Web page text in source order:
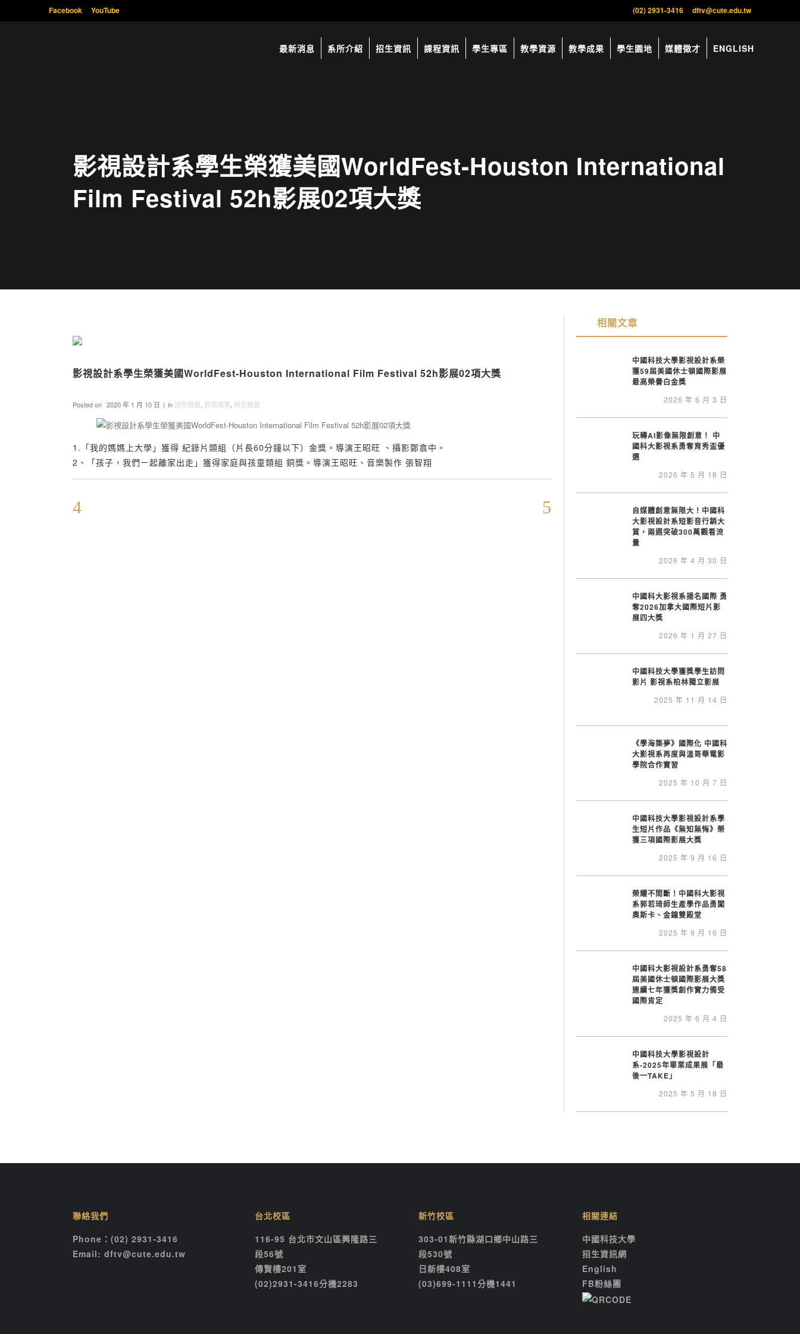
Facebook YouTube (02) 2931-3416 dftv@cute.edu.tw
最新消息 系所介紹 招生資訊 課程資訊 學生專區 教學資源 教學成果 學生園地 媒體徵才 ENGLISH
影視設計系學生榮獲美國WorldFest-Houston International
Film Festival 52h影展02項大獎
影視設計系學生榮獲美國WorldFest-Houston International Film Festival 52h影展02項大獎
Posted on 2020 年 1 月 10 日 in 國際競賽 教學成果 師生獲獎
1.「我的媽媽上大學」獲得 紀錄片類組（片長60分鐘以下）金獎。導演王昭旺 、攝影鄭翕中。
2、「孩子，我們ㄧ起離家出走」獲得家庭與孩童類組 銅獎。導演王昭旺、音樂製作 張智翔
相關文章
中國科技大學影視設計系榮
獲59屆美國休士頓國際影展
最高榮譽白金獎
2026 年 6 月 3 日
玩轉AI影像無限創意！ 中
國科大影視系勇奪育秀盃優
選
2026 年 5 月 18 日
自媒體創意無限大！中國科
大影視設計系短影音行銷大
賞，兩週突破300萬觀看流
量
2026 年 4 月 30 日
中國科大影視系揚名國際 勇
奪2026加拿大國際短片影
展四大獎
2026 年 1 月 27 日
中國科技大學獲獎學生訪問
影片 影視系柏林獨立影展
2025 年 11 月 14 日
《學海築夢》國際化 中國科
大影視系再度與溫哥華電影
學院合作實習
2025 年 10 月 7 日
中國科技大學影視設計系學
生短片作品《無知無悔》榮
獲三項國際影展大獎
2025 年 9 月 16 日
榮耀不間斷！中國科大影視
系郭若琦師生產學作品勇闖
奧斯卡、金鐘雙殿堂
2025 年 9 月 16 日
中國科大影視設計系勇奪58
屆美國休士頓國際影展大獎
連續七年獲獎創作實力備受
國際肯定
2025 年 6 月 4 日
中國科技大學影視設計
系-2025年畢業成果展「最
後一TAKE」
2025 年 5 月 18 日
聯絡我們
Phone：(02) 2931-3416
Email: dftv@cute.edu.tw
台北校區
116-95 台北市文山區興隆路三
段56號
傳賢樓201室
(02)2931-3416分機2283
新竹校區
303-01新竹縣湖口鄉中山路三
段530號
日新樓408室
(03)699-1111分機1441
相關連結
中國科技大學
招生資訊網
English
FB粉絲團